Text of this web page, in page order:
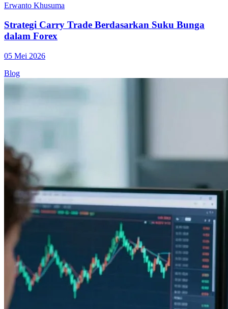
Erwanto Khusuma
Strategi Carry Trade Berdasarkan Suku Bunga
dalam Forex
05 Mei 2026
Blog